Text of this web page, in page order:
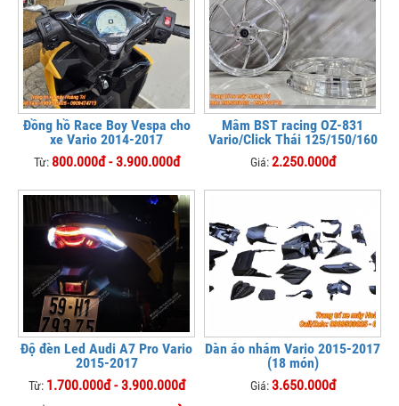
Đồng hồ Race Boy Vespa cho
xe Vario 2014-2017
Từ: 800.000đ - 3.900.000đ
Mâm BST racing OZ-831
Vario/Click Thái 125/150/160
Giá:2.250.000đ
Độ đèn Led Audi A7 Pro Vario
2015-2017
Từ: 1.700.000đ - 3.900.000đ
Dàn áo nhám Vario 2015-2017
(18 món)
Giá:3.650.000đ